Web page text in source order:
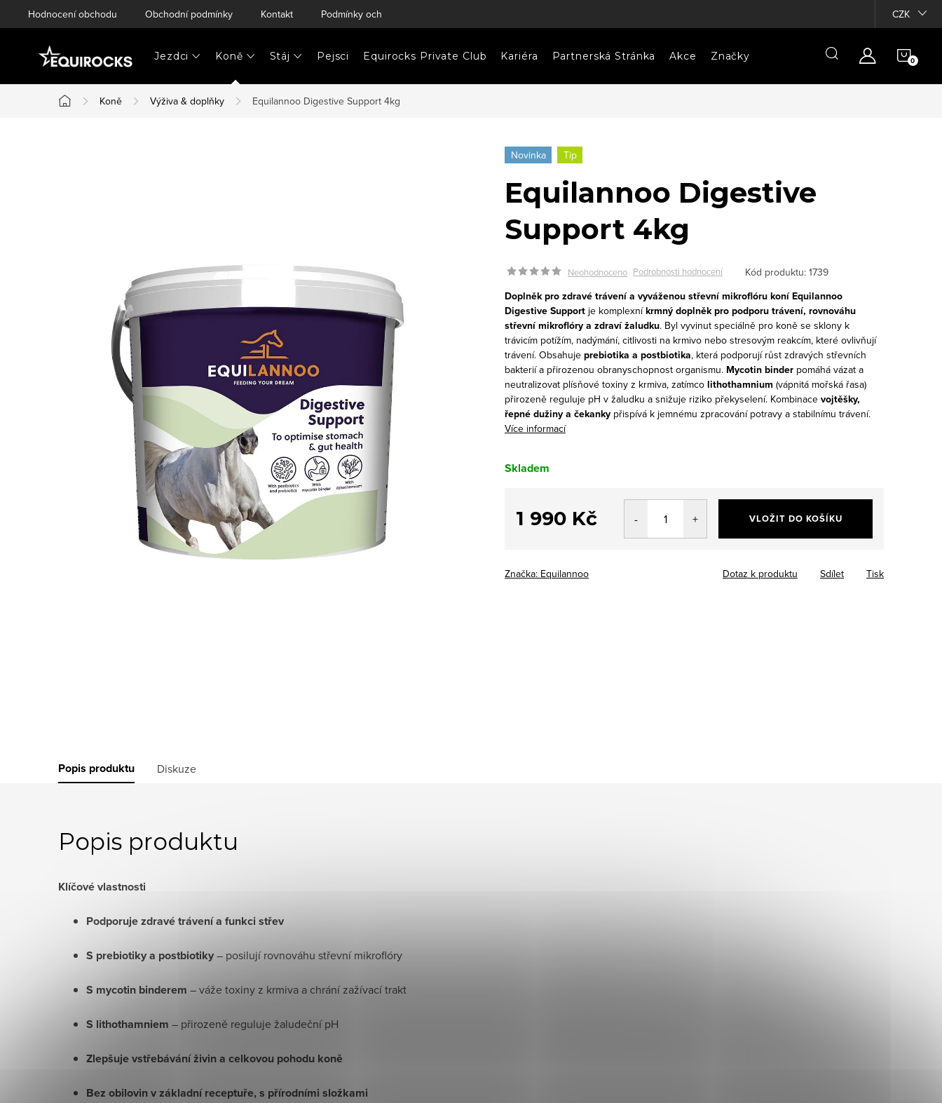
na
Hodnocení obchodu Obchodní podmínky Kontakt Podmínky ochrany osobních údajů CZK
Jezdci Koně Stáj Pejsci Equirocks Private Club Kariéra Partnerská Stránka Akce Značky
Domů
Koně Výživa & doplňky Equilannoo Digestive Support 4kg
Novinka Tip
Equilannoo Digestive
Support 4kg
Neohodnoceno Podrobnosti hodnocení Kód produktu: 1739
Doplněk pro zdravé trávení a vyváženou střevní mikroflóru koní Equilannoo
Digestive Support je komplexníkrmný doplněk pro podporu trávení, rovnováhu
střevní mikroflóry a zdraví žaludku. Byl vyvinut speciálně pro koně se sklony k
trávicím potížím, nadýmání, citlivosti na krmivo nebo stresovým reakcím, které ovlivňují
trávení. Obsahuje prebiotika a postbiotika, která podporují růst zdravých střevních
bakterií a přirozenou obranyschopnost organismu. Mycotin binder pomáhá vázat a
neutralizovat plísňové toxiny z krmiva, zatímco lithothamnium (vápnitá mořská řasa)
přirozeně reguluje pH v žaludku a snižuje riziko překyselení. Kombinace vojtěšky,
řepné dužiny a čekanky přispívá k jemnému zpracování potravy a stabilnímu trávení.
Více informací
Skladem
1 990 Kč VLOŽIT DO KOŠÍKU
Značka: Equilannoo Tisk
Dotaz k produktu Sdílet
Popis produktu Diskuze
Popis produktu
Klíčové vlastnosti
Podporuje zdravé trávení a funkci střev
S prebiotiky a postbiotiky– posilují rovnováhu střevní mikroflóry
S mycotin binderem – váže toxiny z krmiva a chrání zažívací trakt
S lithothamniem – přirozeně reguluje žaludeční pH
Zlepšuje vstřebávání živin a celkovou pohodu koně
Bez obilovin v základní receptuře, s přírodními složkami